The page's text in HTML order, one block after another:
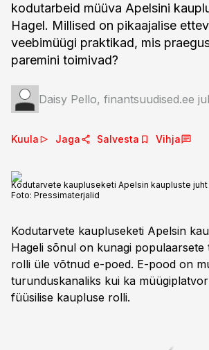
kodutarbeid müüva Apelsini
Hagel. Millised on pikaajalise
veebimüügi praktikad, mis
paremini toimivad?
Daisy Pello, finantsuudised.ee
Kuula Jaga Salvesta Vihja
Kodutarvete kaupluseketi Apelsin kaupluste juht
Foto: Pressimaterjalid
Kodutarvete kaupluseketi Apelsin
Hageli sõnul on kunagi populaarsete
rolli üle võtnud e-poed. E-pood on
turunduskanaliks kui ka
füüsilise kaupluse rolli.